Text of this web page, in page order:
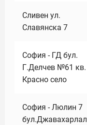
Сливен ул.
Славянска 7
София - ГД бул.
Г.Делчев №61 кв.
Красно село
София - Люлин 7
бул.Джавахарлал